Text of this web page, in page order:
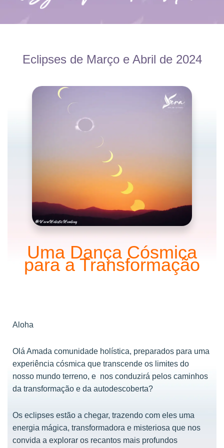
Eclipses de Março e Abril de 2024
Uma Dança Cósmica
para a Transformação
Aloha
Olá Amada comunidade holística, preparados para uma
experiência cósmica que transcende os limites do
nosso mundo terreno, e nos conduzirá pelos caminhos
da transformação e da autodescoberta?
Os eclipses estão a chegar, trazendo com eles uma
energia mágica, transformadora e misteriosa que nos
convida a explorar os recantos mais profundos